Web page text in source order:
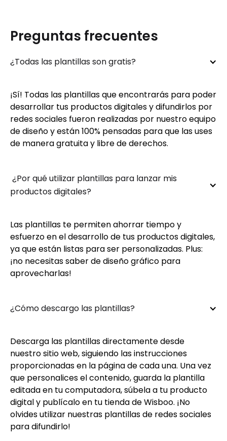
Preguntas frecuentes
¿Todas las plantillas son gratis?
¡Sí! Todas las plantillas que encontrarás para poder
desarrollar tus productos digitales y difundirlos por
redes sociales fueron realizadas por nuestro equipo
de diseño y están 100% pensadas para que las uses
de manera gratuita y libre de derechos.
¿Por qué utilizar plantillas para lanzar mis
productos digitales?
Las plantillas te permiten ahorrar tiempo y
esfuerzo en el desarrollo de tus productos digitales,
ya que están listas para ser personalizadas. Plus:
¡no necesitas saber de diseño gráfico para
aprovecharlas!
¿Cómo descargo las plantillas?
Descarga las plantillas directamente desde
nuestro sitio web, siguiendo las instrucciones
proporcionadas en la página de cada una. Una vez
que personalices el contenido, guarda la plantilla
editada en tu computadora, súbela a tu producto
digital y publícalo en tu tienda de Wisboo. ¡No
olvides utilizar nuestras plantillas de redes sociales
para difundirlo!